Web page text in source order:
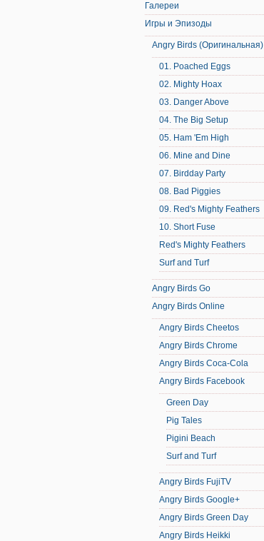
Галереи
Игры и Эпизоды
Angry Birds (Оригинальная)
01. Poached Eggs
02. Mighty Hoax
03. Danger Above
04. The Big Setup
05. Ham 'Em High
06. Mine and Dine
07. Birdday Party
08. Bad Piggies
09. Red's Mighty Feathers
10. Short Fuse
Red's Mighty Feathers
Surf and Turf
Angry Birds Go
Angry Birds Online
Angry Birds Cheetos
Angry Birds Chrome
Angry Birds Coca-Cola
Angry Birds Facebook
Green Day
Pig Tales
Pigini Beach
Surf and Turf
Angry Birds FujiTV
Angry Birds Google+
Angry Birds Green Day
Angry Birds Heikki